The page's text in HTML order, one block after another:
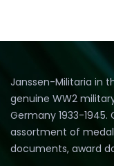
Janssen-Militaria in
genuine WW2
Germany 1933-
assortment of
documents, award